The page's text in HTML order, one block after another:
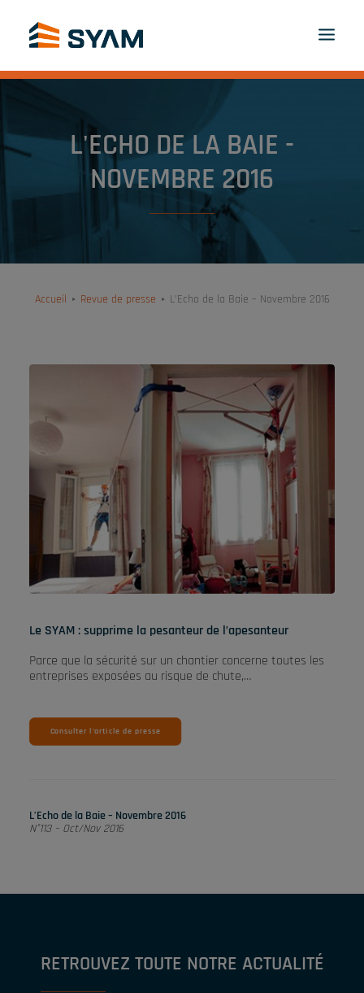
CONTACT
CONNEXIONL'ECHO DE LA BAIE -
NOVEMBRE 2016
Accueil Revue de presse L’Echo de la Baie – Novembre 2016
Le SYAM : supprime la pesanteur de l’apesanteur
Parce que la sécurité sur un chantier concerne toutes les
entreprises exposées au risque de chute,…
Consulter l'article de presse
L’Echo de la Baie – Novembre 2016
N°113 – Oct/Nov 2016
RETROUVEZ TOUTE NOTRE ACTUALITÉ